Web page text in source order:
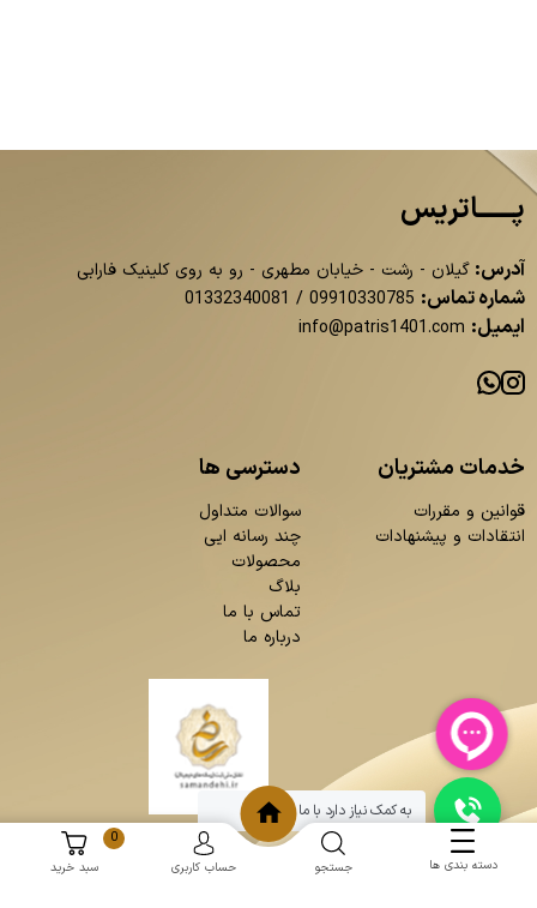
پــــــاتریس
آدرس: گیلان - رشت - خیابان مطهری - رو به روی کلینیک فارابی
شماره تماس: 09910330785
/
01332340081
ایمیل: info@patris1401.com
خدمات مشتریان
قوانین و مقررات
انتقادات و پیشنهادات
دسترسی ها
سوالات متداول
چند رسانه ایی
محصولات
بلاگ
تماس با ما
درباره ما
دسته بندی ها جستجو حساب کاربری
0
سبد خرید
به کمک نیاز دارد با ما چت کنید